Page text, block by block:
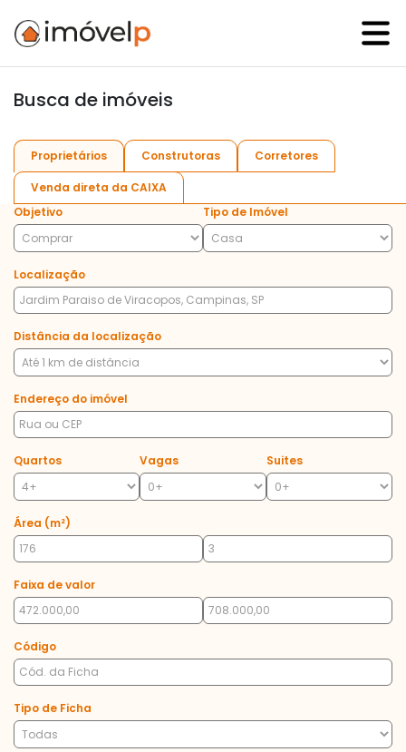
Busca de imóveis
Proprietários Construtoras Corretores
Venda direta da CAIXA
Objetivo
Tipo de Imóvel
Localização
Distância da localização
Endereço do imóvel
Quartos Vagas Suites
Área (m²)
Faixa de valor
Código
Tipo de Ficha